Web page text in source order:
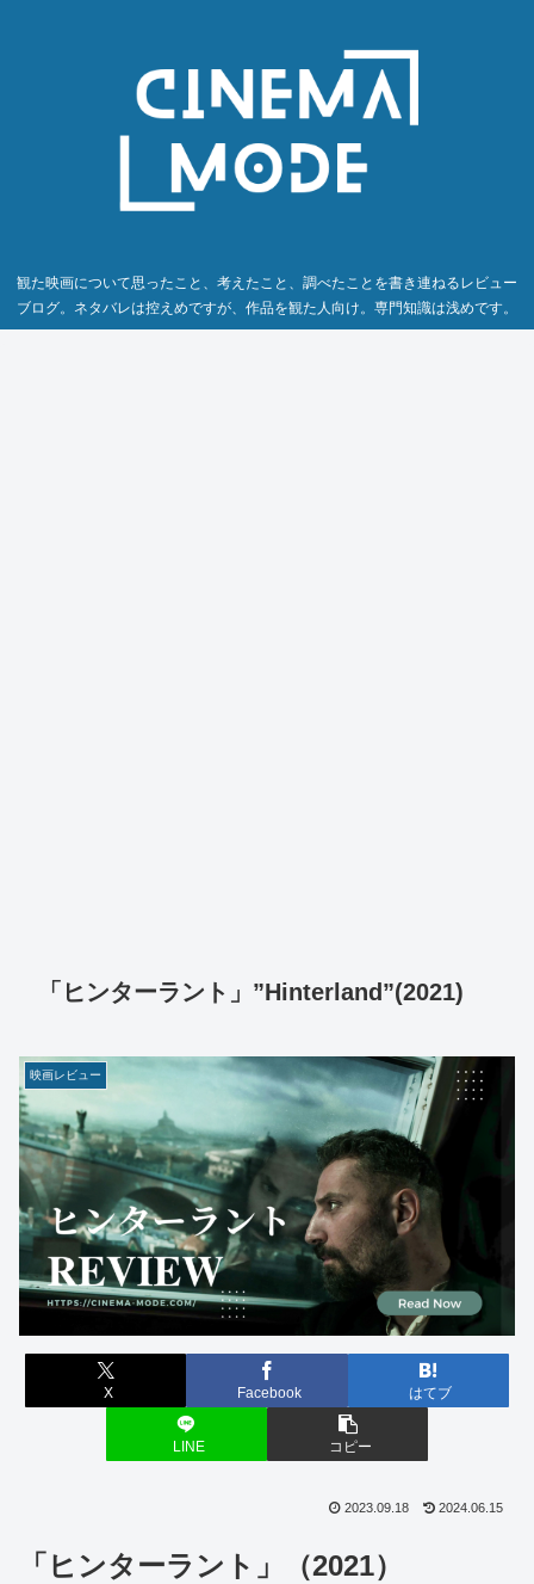
観た映画について思ったこと、考えたこと、調べたことを書き連ねるレビュー
ブログ。ネタバレは控えめですが、作品を観た人向け。専門知識は浅めです。
「ヒンターラント」”Hinterland”(2021)
映画レビュー
X Facebook はてブ
LINE コピー
2023.09.18 2024.06.15
「ヒンターラント」（2021）